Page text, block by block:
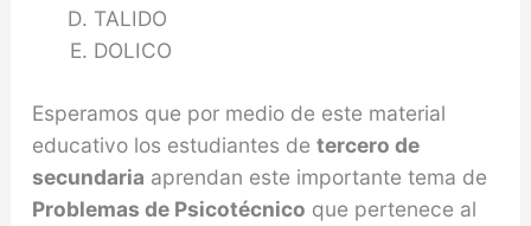
TALIDO
DOLICO
Esperamos que por medio de este material
educativo los estudiantes de tercero de
secundaria aprendan este importante tema de
Problemas de Psicotécnico que pertenece al